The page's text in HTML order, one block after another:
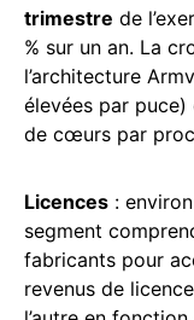
trimestre de
% sur un an. La
l’architecture
élevées par puce)
de cœurs par
Licences : environ
segment
fabricants pour
revenus de